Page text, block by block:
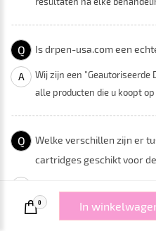
Q Is drpen-usa.com een
A
Wij zijn een "Geautoriseerde
alle producten die u koopt
Q
Welke verschillen zijn er
cartridges geschikt voor
prestaties bij
bedieningsinterface met
0 In